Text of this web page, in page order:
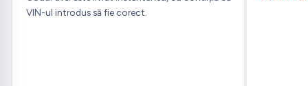
VIN-ul introdus să fie corect.